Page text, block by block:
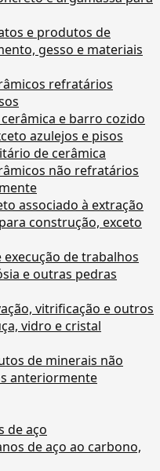
e produtos de
gesso e materiais
refratários
e barro cozido
azulejos e pisos
de cerâmica
não refratários
associado à extração
construção, exceto
de trabalhos
e outras pedras
vitrificação e outros
vidro e cristal
de minerais não
anteriormente
de aço
de aço ao carbono,